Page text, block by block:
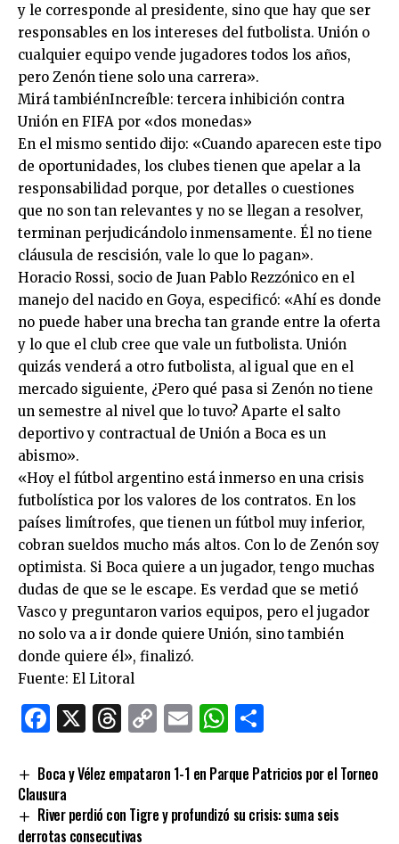
y le corresponde al presidente, sino que hay que ser
responsables en los intereses del futbolista. Unión o
cualquier equipo vende jugadores todos los años,
pero Zenón tiene solo una carrera».
Mirá tambiénIncreíble: tercera inhibición contra
Unión en FIFA por «dos monedas»
En el mismo sentido dijo: «Cuando aparecen este tipo
de oportunidades, los clubes tienen que apelar a la
responsabilidad porque, por detalles o cuestiones
que no son tan relevantes y no se llegan a resolver,
terminan perjudicándolo inmensamente. Él no tiene
cláusula de rescisión, vale lo que lo pagan».
Horacio Rossi, socio de Juan Pablo Rezzónico en el
manejo del nacido en Goya, especificó: «Ahí es donde
no puede haber una brecha tan grande entre la oferta
y lo que el club cree que vale un futbolista. Unión
quizás venderá a otro futbolista, al igual que en el
mercado siguiente, ¿Pero qué pasa si Zenón no tiene
un semestre al nivel que lo tuvo? Aparte el salto
deportivo y contractual de Unión a Boca es un
abismo».
«Hoy el fútbol argentino está inmerso en una crisis
futbolística por los valores de los contratos. En los
países limítrofes, que tienen un fútbol muy inferior,
cobran sueldos mucho más altos. Con lo de Zenón soy
optimista. Si Boca quiere a un jugador, tengo muchas
dudas de que se le escape. Es verdad que se metió
Vasco y preguntaron varios equipos, pero el jugador
no solo va a ir donde quiere Unión, sino también
donde quiere él», finalizó.
Fuente: El Litoral
Facebook
X Threads
CopyEmailWhatsApp
Boca y Vélez empataron 1-1 en Parque Patricios por el Torneo
Clausura
River perdió con Tigre y profundizó su crisis: suma seis
derrotas consecutivas